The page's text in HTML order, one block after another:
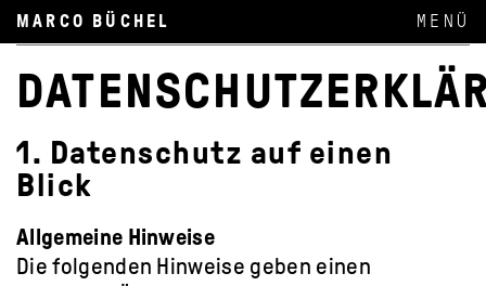
MARCO BÜCHEL
1. Datenschutz auf einen
Blick
Allgemeine Hinweise
Die folgenden Hinweise geben einen